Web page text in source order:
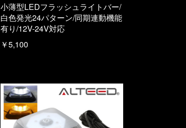
小薄型LEDフラッシュライトバー/
白色発光24パターン/同期連動機能
有り/12V-24V対応
￥5,100